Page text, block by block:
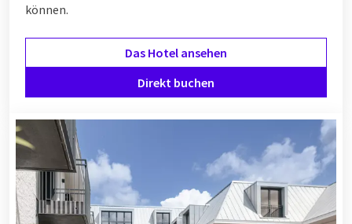
können.
Das Hotel ansehen
Direkt buchen